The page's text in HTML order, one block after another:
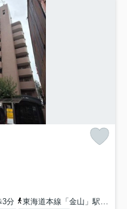
3分
東海道本線「金山」駅 徒歩3分